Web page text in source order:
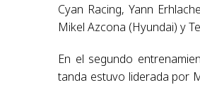
Cyan Racing, Yann
Mikel Azcona (Hyundai) y
En el segundo
tanda estuvo liderada por